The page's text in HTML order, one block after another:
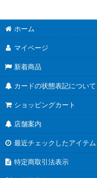
ホーム
マイページ
新着商品
カードの状態表記について
ショッピングカート
店舗案内
最近チェックしたアイテム
特定商取引法表示